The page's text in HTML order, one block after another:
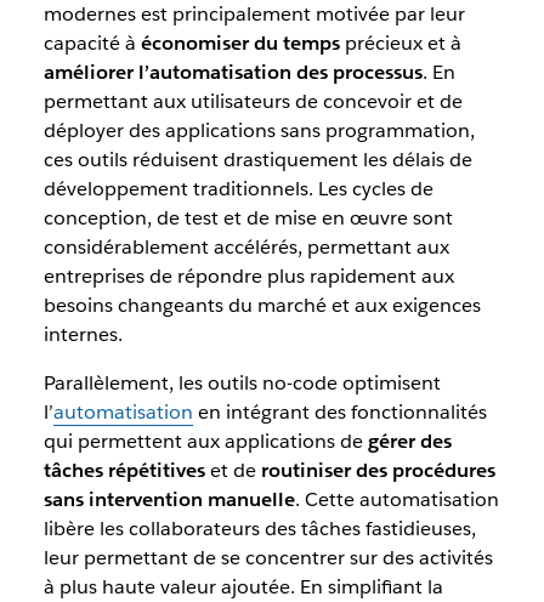
modernes est principalement motivée par leur
capacité à économiser du tempsprécieux et à
améliorer l’automatisation des processus. En
permettant aux utilisateurs de concevoir et de
déployer des applications sans programmation,
ces outils réduisent drastiquement les délais de
développement traditionnels. Les cycles de
conception, de test et de mise en œuvre sont
considérablement accélérés, permettant aux
entreprises de répondre plus rapidement aux
besoins changeants du marché et aux exigences
internes.
Parallèlement, les outils no-code optimisent
l’automatisation en intégrant des fonctionnalités
qui permettent aux applications degérer des
tâches répétitiveset de routiniser des procédures
sans intervention manuelle. Cette automatisation
libère les collaborateurs des tâches fastidieuses,
leur permettant de se concentrer sur des activités
à plus haute valeur ajoutée. En simplifiant la